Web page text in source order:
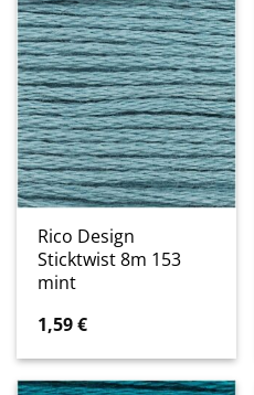
Rico Design
Sticktwist 8m 153
mint
1,59€